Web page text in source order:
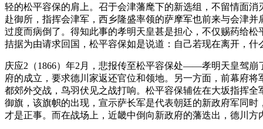
轻的松平容保的肩上。召于会津藩麾下的新选组，不留情面
赴御所，指挥会津军，西乡隆盛率领的萨摩军也前来与会津
过度而病倒了。得知此事的孝明天皇甚是担心，不仅赐药给
拮据为由请求回国，松平容保如是说道：自己若现在离开，
庆应2（1866）年2月，悲报传至松平容保处——孝明天皇驾崩
府的成立，要求德川家返还官位和领地。另一方面，前幕府
都郊外交战，鸟羽伏见之战打响。松平容保辅佐在大坂指挥
御旗，该旗帜的出现，宣示萨长军是代表朝廷的新政府军同
才是正事。而在战场上，近畿中倒向新政府的藩迭出，德川